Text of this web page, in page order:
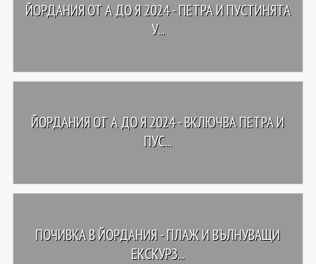
ЙОРДАНИЯ ОТ А ДО Я 2024 - ПЕТРА И ПУСТИНЯТА
У...
ЙОРДАНИЯ ОТ А ДО Я 2024 - ВКЛЮЧВА ПЕТРА И
ПУС...
ПОЧИВКА В ЙОРДАНИЯ - ПЛАЖ И ВЪЛНУВАЩИ
ЕКСКУРЗ...